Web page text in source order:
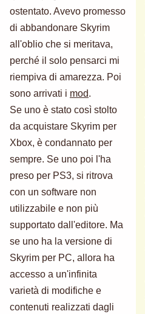
ostentato. Avevo promesso
di abbandonare Skyrim
all'oblio che si meritava,
perché il solo pensarci mi
riempiva di amarezza. Poi
sono arrivati i mod.
Se uno è stato così stolto
da acquistare Skyrim per
Xbox, è condannato per
sempre. Se uno poi l'ha
preso per PS3, si ritrova
con un software non
utilizzabile e non più
supportato dall'editore. Ma
se uno ha la versione di
Skyrim per PC, allora ha
accesso a un'infinita
varietà di modifiche e
contenuti realizzati dagli